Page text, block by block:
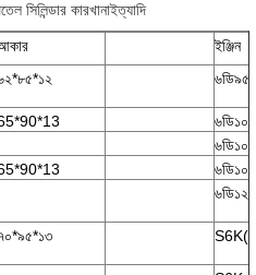
সিলিন্ডার কারখানাইত্যাদি
ইঞ্জিন
৬ডি৯৫
৬ডি১০৫
৬ডি১০২
৬ডি১০৮
৬ডি১২৫